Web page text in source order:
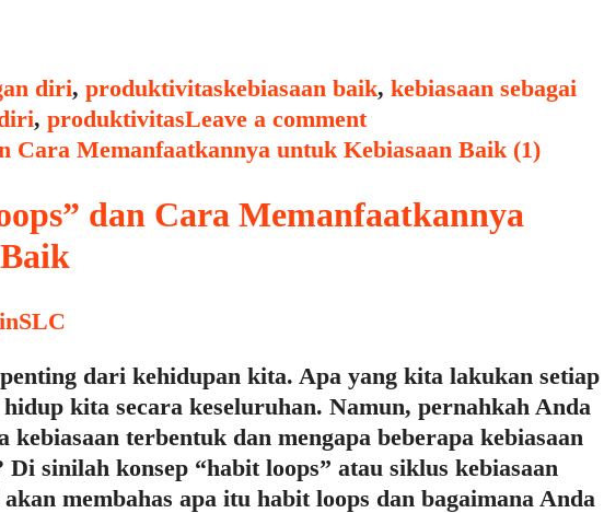
diri, produktivitasTags
kebiasaan baik, kebiasaan sebagai
, produktivitasLeave a comment
dan Cara Memanfaatkannya
dari kehidupan kita. Apa yang kita lakukan setiap
kita secara keseluruhan. Namun, pernahkah Anda
kebiasaan terbentuk dan mengapa beberapa kebiasaan
sinilah konsep “habit loops” atau siklus kebiasaan
membahas apa itu habit loops dan bagaimana Anda